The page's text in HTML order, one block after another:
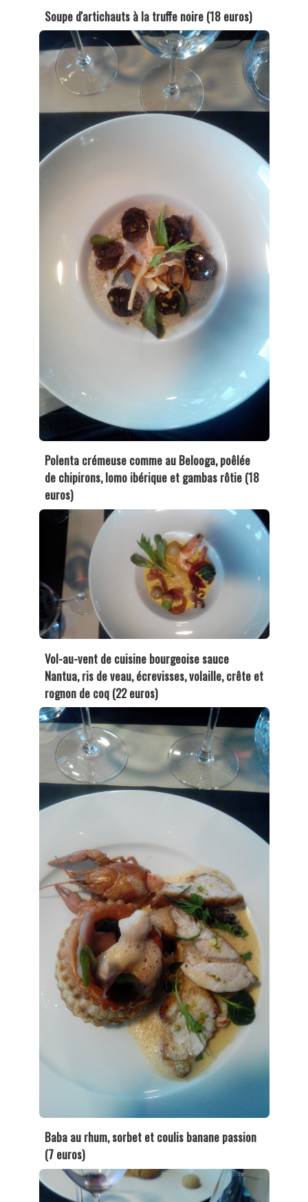
Soupe d'artichauts à la truffe noire (18 euros)
Polenta crémeuse comme au Belooga, poêlée
de chipirons, Iomo ibérique et gambas rôtie (18
euros)
Vol-au-vent de cuisine bourgeoise sauce
Nantua, ris de veau, écrevisses, volaille, crête et
rognon de coq (22 euros)
Baba au rhum, sorbet et coulis banane passion
(7 euros)